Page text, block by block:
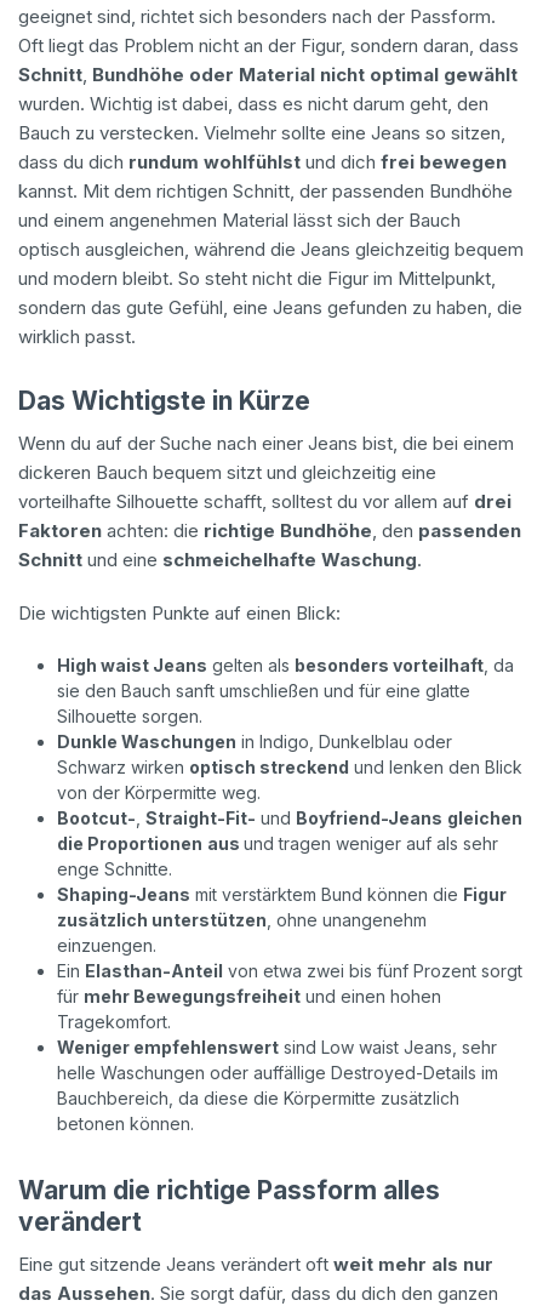
geeignet sind, richtet sich besonders nach der Passform.
Oft liegt das Problem nicht an der Figur, sondern daran, dass
Schnitt Bundhöhe oder Material nicht optimal gewählt
wurden. Wichtig ist dabei, dass es nicht darum geht, den
Bauch zu verstecken. Vielmehr sollte eine Jeans so sitzen,
dass du dich rundum wohlfühlst und dich frei bewegen
kannst. Mit dem richtigen Schnitt, der passenden Bundhöhe
und einem angenehmen Material lässt sich der Bauch
optisch ausgleichen, während die Jeans gleichzeitig bequem
und modern bleibt. So steht nicht die Figur im Mittelpunkt,
sondern das gute Gefühl, eine Jeans gefunden zu haben, die
wirklich passt.
Das Wichtigste in Kürze
Wenn du auf der Suche nach einer Jeans bist, die bei einem
dickeren Bauch bequem sitzt und gleichzeitig eine
vorteilhafte Silhouette schafft, solltest du vor allem auf drei
Faktoren achten: die richtige Bundhöhe , den passenden
Schnitt und eine schmeichelhafte Waschung.
Die wichtigsten Punkte auf einen Blick:
High waist Jeans gelten als besonders vorteilhaft , da
sie den Bauch sanft umschließen und für eine glatte
Silhouette sorgen.
Dunkle Waschungen in Indigo, Dunkelblau oder
Schwarz wirken optisch streckend und lenken den Blick
von der Körpermitte weg.
Bootcut- Straight-Fit- und Boyfriend-Jeans gleichen
die Proportionen aus und tragen weniger auf als sehr
enge Schnitte.
Shaping-Jeans mit verstärktem Bund können die Figur
zusätzlich unterstützen , ohne unangenehm
einzuengen.
Ein Elasthan-Anteil von etwa zwei bis fünf Prozent sorgt
für mehr Bewegungsfreiheit und einen hohen
Tragekomfort.
Weniger empfehlenswert sind Low waist Jeans, sehr
helle Waschungen oder auffällige Destroyed-Details im
Bauchbereich, da diese die Körpermitte zusätzlich
betonen können.
Warum die richtige Passform alles
verändert
Eine gut sitzende Jeans verändert oft weit mehr als nur
das Aussehen. Sie sorgt dafür, dass du dich den ganzen